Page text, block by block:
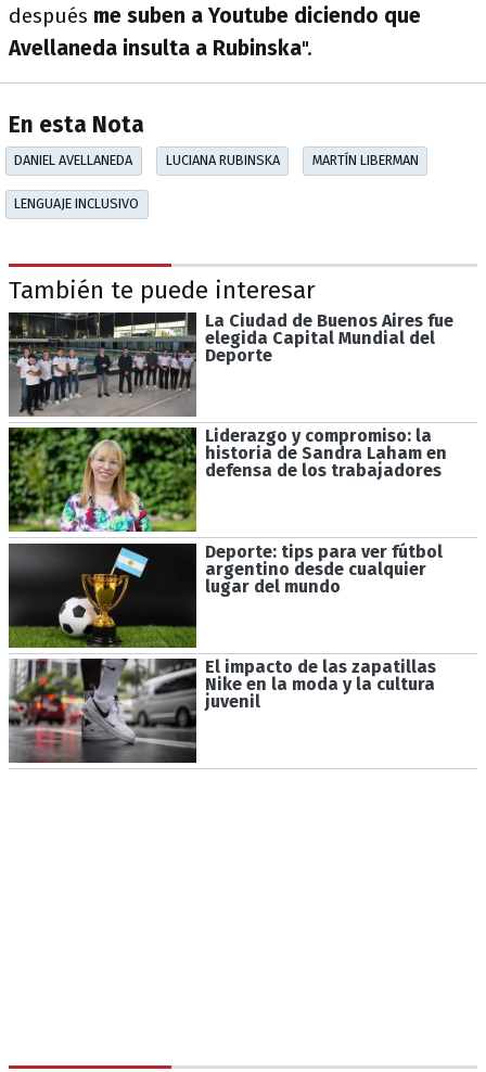
después me suben a Youtube diciendo que
Avellaneda insulta a Rubinska".
En esta Nota
DANIEL AVELLANEDA LUCIANA RUBINSKA MARTÍN LIBERMAN
LENGUAJE INCLUSIVO
También te puede interesar
La Ciudad de Buenos Aires fue
elegida Capital Mundial del
Deporte
Liderazgo y compromiso: la
historia de Sandra Laham en
defensa de los trabajadores
Deporte: tips para ver fútbol
argentino desde cualquier
lugar del mundo
El impacto de las zapatillas
Nike en la moda y la cultura
juvenil